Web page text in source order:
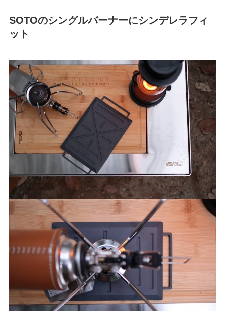
SOTOのシングルバーナーにシンデレラフィ
ット